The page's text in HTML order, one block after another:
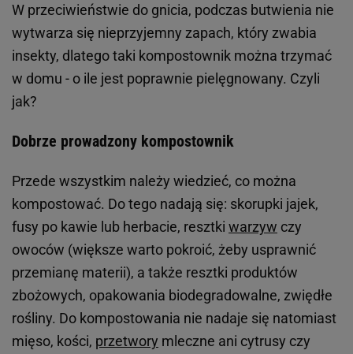
W przeciwieństwie do gnicia, podczas butwienia nie
wytwarza się nieprzyjemny zapach, który zwabia
insekty, dlatego taki kompostownik można trzymać
w domu - o ile jest poprawnie pielęgnowany. Czyli
jak?
Dobrze prowadzony kompostownik
Przede wszystkim należy wiedzieć, co można
kompostować. Do tego nadają się: skorupki jajek,
fusy po kawie lub herbacie, resztki warzyw czy
owoców (większe warto pokroić, żeby usprawnić
przemianę materii), a także resztki produktów
zbożowych, opakowania biodegradowalne, zwiędłe
rośliny. Do kompostowania nie nadaje się natomiast
mięso, kości, przetwory mleczne ani cytrusy czy